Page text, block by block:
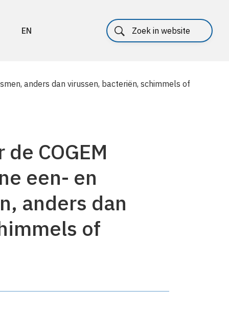
EN
anders dan virussen, bacteriën, schimmels of
COGEM
een- en
anders dan
of